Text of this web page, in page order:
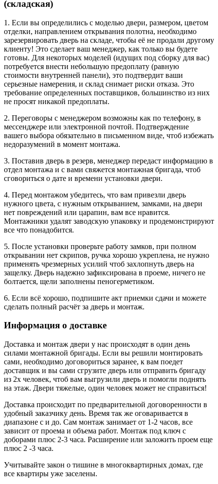
(складская)
1. Если вы определились с моделью двери, размером, цветом
отделки, направлением открывания полотна, необходимо
зарезервировать дверь на складе, чтобы её не продали другому
клиенту! Это сделает ваш менеджер, как только вы будете
готовы. Для некоторых моделей (идущих под сборку для вас)
потребуется внести небольшую предоплату (равную
стоимости внутренней панели), это подтвердит ваши
серьезные намерения, и склад снимает риски отказа. Это
требование определенных поставщиков, большинство из них
не просят никакой предоплаты.
2. Переговоры с менеджером возможны как по телефону, в
мессенджере или электронной почтой. Подтверждение
вашего выбора обязательно в письменном виде, чтоб избежать
недоразумений в момент монтажа.
3. Поставив дверь в резерв, менеджер передаст информацию в
отдел монтажа и с вами свяжется монтажная бригада, чтоб
сговориться о дате и времени установки двери.
4. Перед монтажом убедитесь, что вам привезли дверь
нужного цвета, с нужным открыванием, замками, на двери
нет повреждений или царапин, вам все нравится.
Монтажники удалят заводскую упаковку и продемонстрируют
все что понадобится.
5. После установки проверьте работу замков, при полном
открывании нет скрипов, ручка хорошо укреплена, не нужно
применять чрезмерных усилий чтоб захлопнуть дверь на
защелку. Дверь надежно зафиксирована в проеме, ничего не
болтается, щели заполнены пеногерметиком.
6. Если всё хорошо, подпишите акт приемки сдачи и можете
сделать полный расчёт за дверь и монтаж.
Информация о доставке
Доставка и монтаж двери у нас происходят в один день
силами монтажной бригады. Если вы решили монтировать
сами, необходимо договориться заранее, к вам поедет
доставщик и вы сами сгрузите дверь или отправить бригаду
из 2х человек, чтоб вам выгрузили дверь и помогли поднять
на этаж. Двери тяжелые, один человек может не справиться!
Доставка происходит по предварительной договоренности в
удобный заказчику день. Время так же оговаривается в
диапазоне с и до. Сам монтаж занимает от 1-2 часов, все
зависит от проема и объема работ. Монтаж под ключ с
доборами плюс 2-3 часа. Расширение или заложить проем еще
плюс 2 -3 часа.
Учитывайте закон о тишине в многоквартирных домах, где
все квартиры уже заселены.